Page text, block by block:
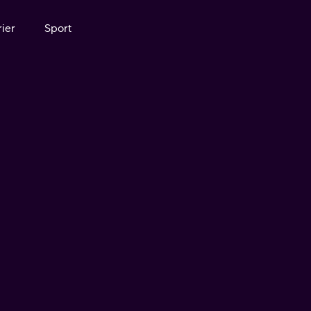
Sport